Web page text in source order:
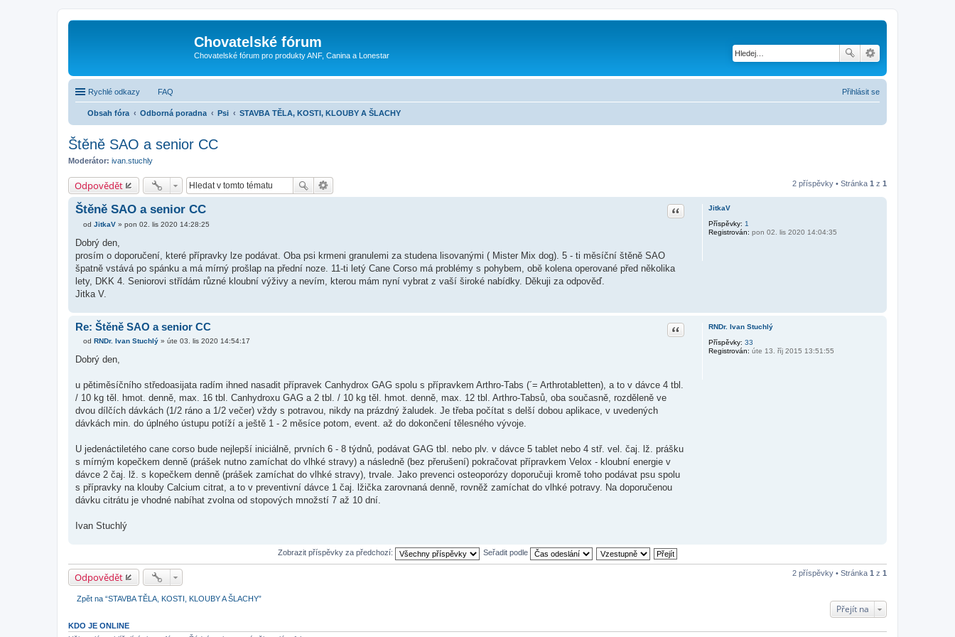
Chovatelské fórum
Chovatelské fórum pro produkty ANF, Canina a Lonestar
Rychlé odkazy FAQ Přihlásit se
Obsah fóra Odborná poradna Psi STAVBA TĚLA, KOSTI, KLOUBY A ŠLACHY
Štěně SAO a senior CC
Moderátor: ivan.stuchly
Odpovědět 2 příspěvky • Stránka 1 z 1
JitkaV
Příspěvky: 1
Registrován: pon 02. lis 2020 14:04:35
Štěně SAO a senior CC Citace
í
s
ě
v
e
k
od JitkaV » pon 02. lis 2020 14:28:25
Dobrý den,
prosím o doporučení, které přípravky lze podávat. Oba psi krmeni granulemi za studena lisovanými ( Mister Mix dog). 5 - ti měsíční štěně SAO
špatně vstává po spánku a má mírný prošlap na přední noze. 11-ti letý Cane Corso má problémy s pohybem, obě kolena operované před několika
lety, DKK 4. Seniorovi střídám různé kloubní výživy a nevím, kterou mám nyní vybrat z vaší široké nabídky. Děkuji za odpověď.
Jitka V.
RNDr. Ivan Stuchlý
Příspěvky: 33
Registrován: úte 13. říj 2015 13:51:55
Re: Štěně SAO a senior CC Citace
í
ě
v
k
od RNDr. Ivan Stuchlý » úte 03. lis 2020 14:54:17
Dobrý den,
u pětiměsíčního středoasijata radím ihned nasadit přípravek Canhydrox GAG spolu s přípravkem Arthro-Tabs (´= Arthrotabletten), a to v dávce 4 tbl.
/ 10 kg těl. hmot. denně, max. 16 tbl. Canhydroxu GAG a 2 tbl. / 10 kg těl. hmot. denně, max. 12 tbl. Arthro-Tabsů, oba současně, rozděleně ve
dvou dílčích dávkách (1/2 ráno a 1/2 večer) vždy s potravou, nikdy na prázdný žaludek. Je třeba počítat s delší dobou aplikace, v uvedených
dávkách min. do úplného ústupu potíží a ještě 1 - 2 měsíce potom, event. až do dokončení tělesného vývoje.
U jedenáctiletého cane corso bude nejlepší iniciálně, prvních 6 - 8 týdnů, podávat GAG tbl. nebo plv. v dávce 5 tablet nebo 4 stř. vel. čaj. lž. prášku
s mírným kopečkem denně (prášek nutno zamíchat do vlhké stravy) a následně (bez přerušení) pokračovat přípravkem Velox - kloubní energie v
dávce 2 čaj. lž. s kopečkem denně (prášek zamíchat do vlhké stravy), trvale. Jako prevenci osteoporózy doporučuji kromě toho podávat psu spolu
s přípravky na klouby Calcium citrat, a to v preventivní dávce 1 čaj. lžička zarovnaná denně, rovněž zamíchat do vlhké potravy. Na doporučenou
dávku citrátu je vhodné nabíhat zvolna od stopových množstí 7 až 10 dní.
Ivan Stuchlý
Zobrazit příspěvky za předchozí: Seřadit podle
Odpovědět 2 příspěvky • Stránka 1 z 1
Zpět na “STAVBA TĚLA, KOSTI, KLOUBY A ŠLACHY”
Přejít na
KDO JE ONLINE